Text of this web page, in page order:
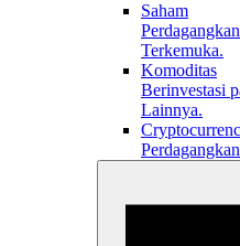
Saham
Terkemuka.
Komoditas
Berinvestasi
Lainnya.